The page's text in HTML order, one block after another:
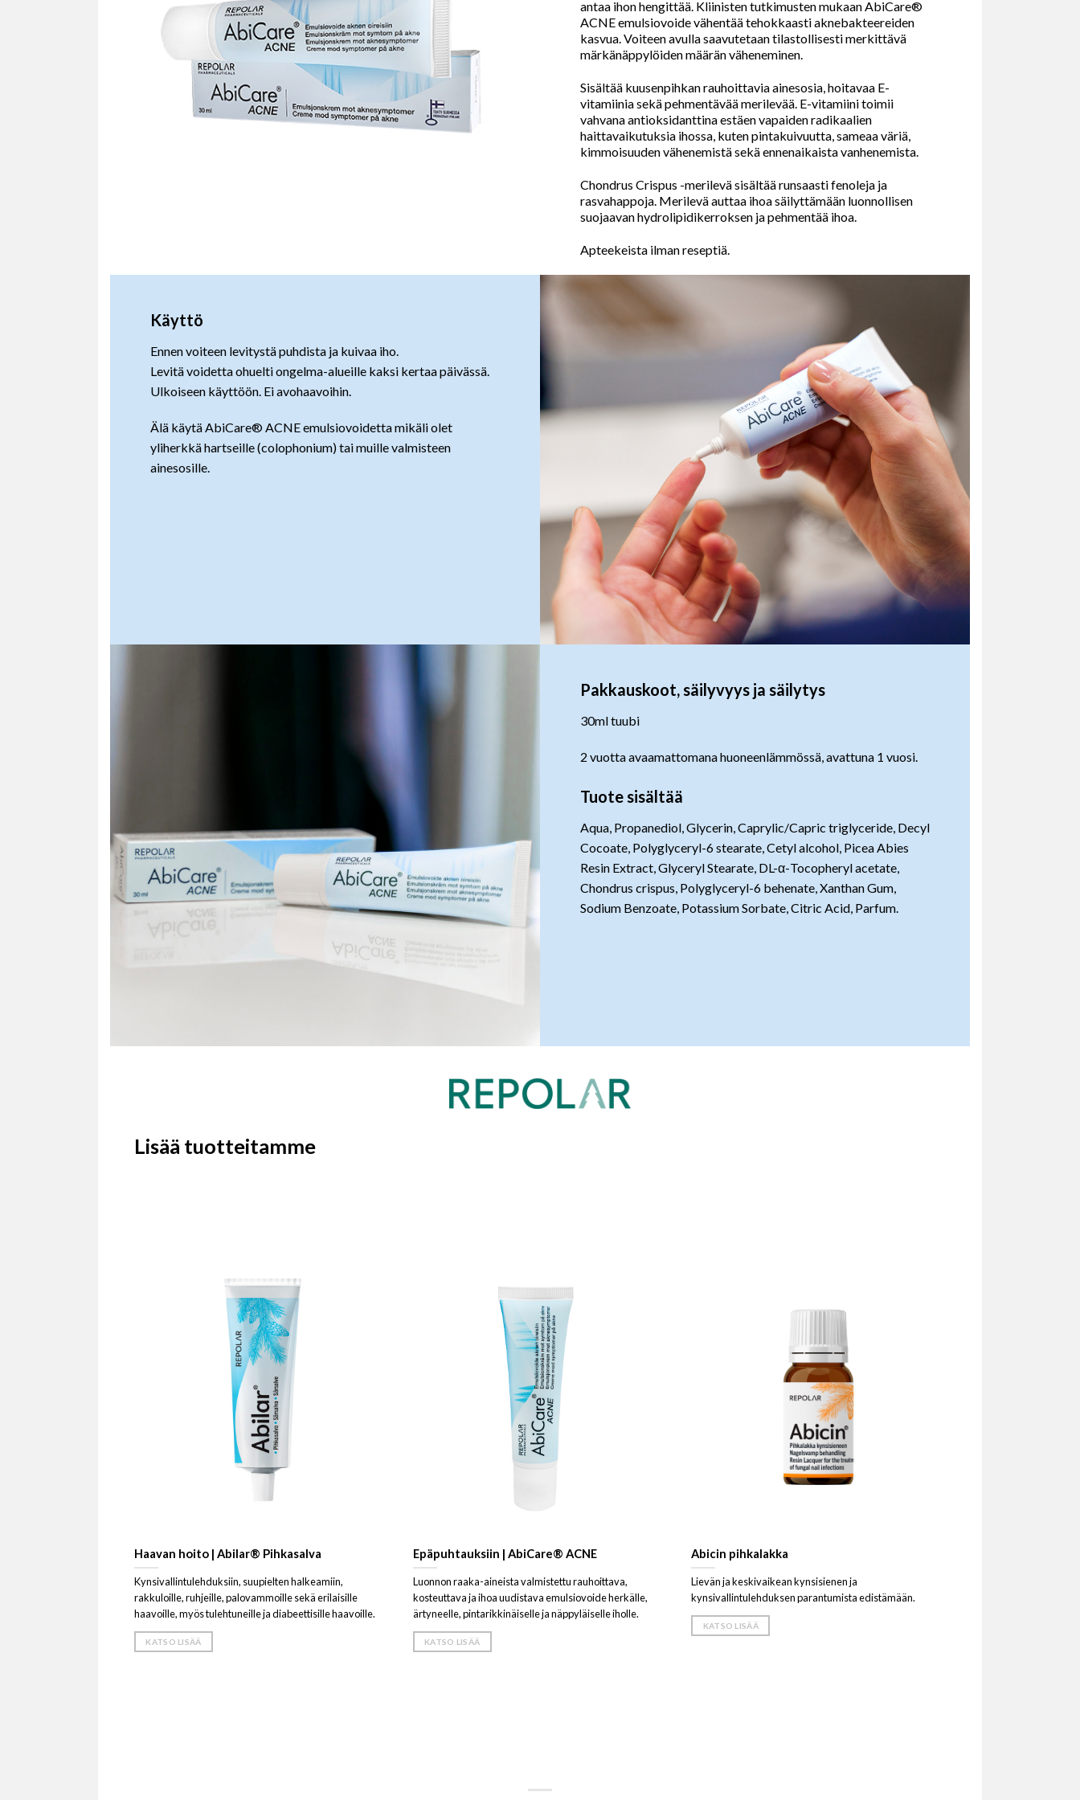
antaa ihon hengittää. Kliinisten tutkimusten mukaan AbiCare®
ACNE emulsiovoide vähentää tehokkaasti aknebakteereiden
kasvua. Voiteen avulla saavutetaan tilastollisesti merkittävä
märkänäppylöiden määrän väheneminen.
Sisältää kuusenpihkan rauhoittavia ainesosia, hoitavaa E-
vitamiinia sekä pehmentävää merilevää. E-vitamiini toimii
vahvana antioksidanttina estäen vapaiden radikaalien
haittavaikutuksia ihossa, kuten pintakuivuutta, sameaa väriä,
kimmoisuuden vähenemistä sekä ennenaikaista vanhenemista.
Chondrus Crispus -merilevä sisältää runsaasti fenoleja ja
rasvahappoja. Merilevä auttaa ihoa säilyttämään luonnollisen
suojaavan hydrolipidikerroksen ja pehmentää ihoa.
Apteekeista ilman reseptiä.
Käyttö
Ennen voiteen levitystä puhdista ja kuivaa iho.
Levitä voidetta ohuelti ongelma-alueille kaksi kertaa päivässä.
Ulkoiseen käyttöön. Ei avohaavoihin.
Älä käytä AbiCare® ACNE emulsiovoidetta mikäli olet
yliherkkä hartseille (colophonium) tai muille valmisteen
ainesosille.
Pakkauskoot, säilyvyys ja säilytys
30ml tuubi
2 vuotta avaamattomana huoneenlämmössä, avattuna 1 vuosi.
Tuote sisältää
Aqua, Propanediol, Glycerin, Caprylic/Capric triglyceride, Decyl
Cocoate, Polyglyceryl-6 stearate, Cetyl alcohol, Picea Abies
Resin Extract, Glyceryl Stearate, DL-α-Tocopheryl acetate,
Chondrus crispus, Polyglyceryl-6 behenate, Xanthan Gum,
Sodium Benzoate, Potassium Sorbate, Citric Acid, Parfum.
Lisää tuotteitamme
Haavan hoito | Abilar® Pihkasalva
Kynsivallintulehduksiin, suupielten halkeamiin,
rakkuloille, ruhjeille, palovammoille sekä erilaisille
haavoille, myös tulehtuneille ja diabeettisille haavoille.
KATSO LISÄÄ
Epäpuhtauksiin | AbiCare® ACNE
Luonnon raaka-aineista valmistettu rauhoittava,
kosteuttava ja ihoa uudistava emulsiovoide herkälle,
ärtyneelle, pintarikkinäiselle ja näppyläiselle iholle.
KATSO LISÄÄ
Abicin pihkalakka
Lievän ja keskivaikean kynsisienen ja
kynsivallintulehduksen parantumista edistämään.
KATSO LISÄÄ